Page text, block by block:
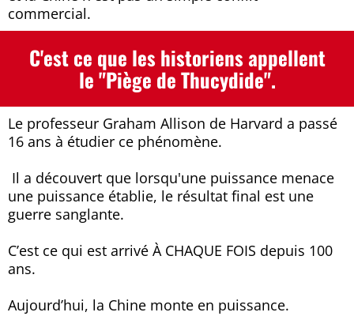
commercial.
C'est ce que les historiens appellent
le "Piège de Thucydide".
Le professeur Graham Allison de Harvard a passé
16 ans à étudier ce phénomène.
Il a découvert que lorsqu'une puissance menace
une puissance établie, le résultat final est une
guerre sanglante.
C’est ce qui est arrivé À CHAQUE FOIS depuis 100
ans.
Aujourd’hui, la Chine monte en puissance.